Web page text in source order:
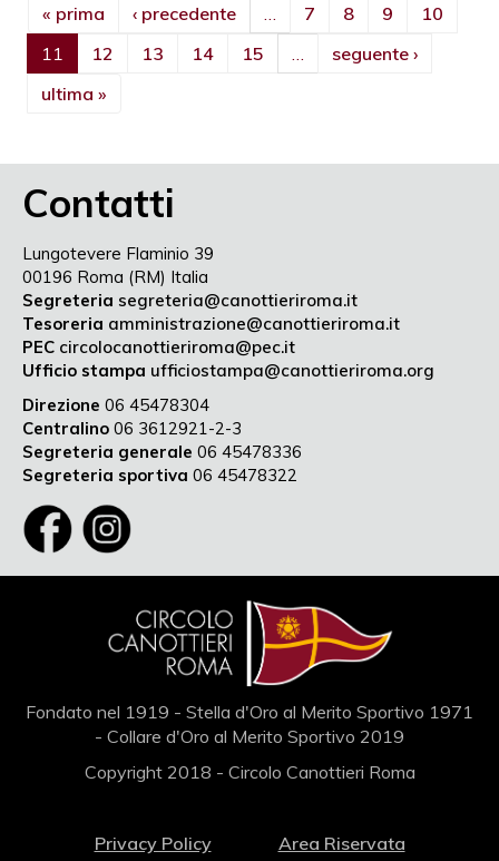
« prima ‹ precedente 7 8 9
10
11
12 13 14 15
seguente ›
ultima »
Contatti
Lungotevere Flaminio 39
00196 Roma (RM) Italia
Segreteria segreteria@canottieriroma.it
Tesoreria amministrazione@canottieriroma.it
PEC circolocanottieriroma@pec.it
Ufficio stampa ufficiostampa@canottieriroma.org
Direzione 06 45478304
Centralino 06 3612921-2-3
Segreteria generale 06 45478336
Segreteria sportiva 06 45478322
Fondato nel 1919 - Stella d'Oro al Merito Sportivo 1971
- Collare d'Oro al Merito Sportivo 2019
Copyright 2018 - Circolo Canottieri Roma
Privacy Policy Area Riservata